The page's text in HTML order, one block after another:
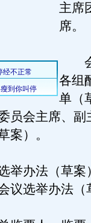
主席
席。
会
各组
单（
员会主席、副
案）。
办法（草案
议选举办法（